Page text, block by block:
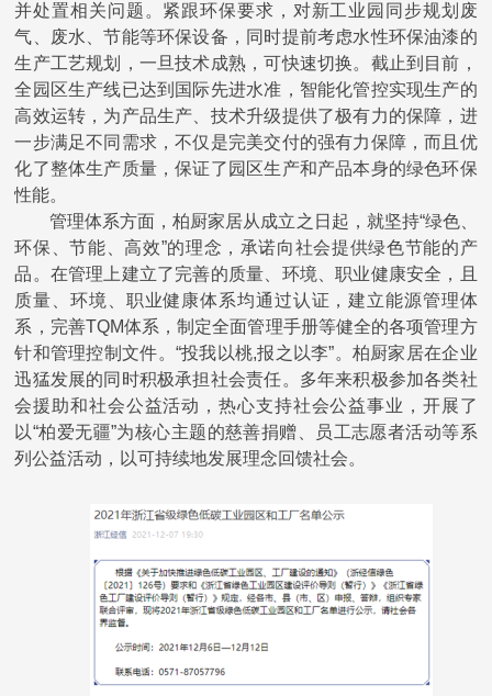
并处置相关问题。紧跟环保要求，对新工业园同步规划废
气、废水、节能等环保设备，同时提前考虑水性环保油漆的
生产工艺规划，一旦技术成熟，可快速切换。 截止到目前，
全园区生产线已达到国际先进水准，智能化管控实现生产的
高效运转，为产品生产、技术升级提供了极有力的保障，进
一步满足不同需求，不仅是完美交付的强有力保障，而且优
化了整体生产质量，保证了园区生产和产品本身的绿色环保
性能。
管理体系方面，柏厨家居从成立之日起，就坚持“绿色、
环保、节能、高效”的理念，承诺向社会提供绿色节能的产
品。在管理上建立了完善的质量、环境、职业健康安全，且
质量、环境、职业健康体系均通过认证，建立能源管理体
系，完善TQM体系，制定全面管理手册等健全的各项管理方
针和管理控制文件。“投我以桃,报之以李”。柏厨家居在企业
迅猛发展的同时积极承担社会责任。多年来积极参加各类社
会援助和社会公益活动，热心支持社会公益事业，开展了
以“柏爱无疆”为核心主题的慈善捐赠、员工志愿者活动等系
列公益活动，以可持续地发展理念回馈社会。